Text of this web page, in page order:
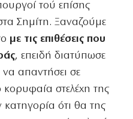
τού επίσης
Σημίτη. Ξαναζούμε
με τις επιθέσεις που
, επειδή διατύπωσε
να απαντήσει σε
κορυφαία στελέχη της
ότι θα της